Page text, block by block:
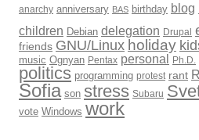
anarchy anniversary BAS birthday blog
children Debian delegation Drupal
friends GNU/Linux holiday
music Ognyan Pentax personal Ph.D.
politics programming protest rant
Sofia son stress Subaru
vote Windows work